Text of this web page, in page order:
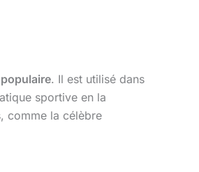
. Il est utilisé dans
sportive en la
comme la célèbre